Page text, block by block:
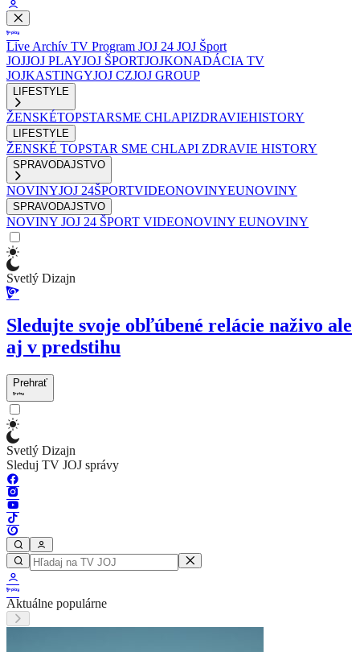
Live Archív TV Program JOJ 24 JOJ Šport
JOJJOJ PLAYJOJ ŠPORTJOJKONADÁCIA TV
JOJKASTINGYJOJ CZJOJ GROUP
LIFESTYLE
ŽENSKÉTOPSTARSME CHLAPIZDRAVIEHISTORY
LIFESTYLE
ŽENSKÉ TOPSTAR SME CHLAPI ZDRAVIE HISTORY
SPRAVODAJSTVO
NOVINYJOJ 24ŠPORTVIDEONOVINYEUNOVINY
SPRAVODAJSTVO
NOVINY JOJ 24 ŠPORT VIDEONOVINY EUNOVINY
Svetlý Dizajn
Sledujte svoje obľúbené relácie naživo ale
aj v predstihu
Prehrať
Svetlý Dizajn
Sleduj TV JOJ správy
Aktuálne populárne